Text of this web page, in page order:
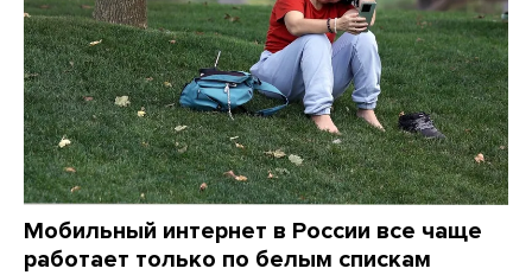
Мобильный интернет в России все чаще
работает только по белым спискам